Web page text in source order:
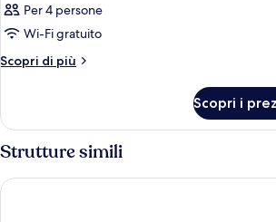
Per 4 persone
Wi-Fi gratuito
Scopri di più
Altri
Scopri i
Strutture simili
The Apurva Kempinski Bali